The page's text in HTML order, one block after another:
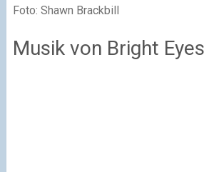
Foto: Shawn Brackbill
Musik von Bright